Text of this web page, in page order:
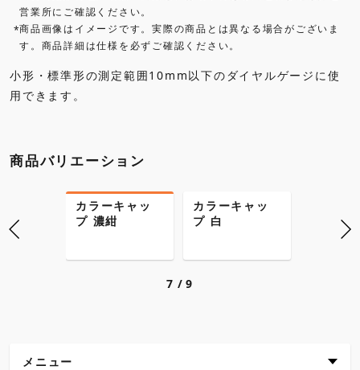
営業所にご確認ください。
*商品画像はイメージです。実際の商品とは異なる場合がございま
す。商品詳細は仕様を必ずご確認ください。
小形・標準形の測定範囲10mm以下のダイヤルゲージに使
用できます。
商品バリエーション
カラーキャッ
プ 濃紺
カラーキャッ
プ 白
7 9
メニュー